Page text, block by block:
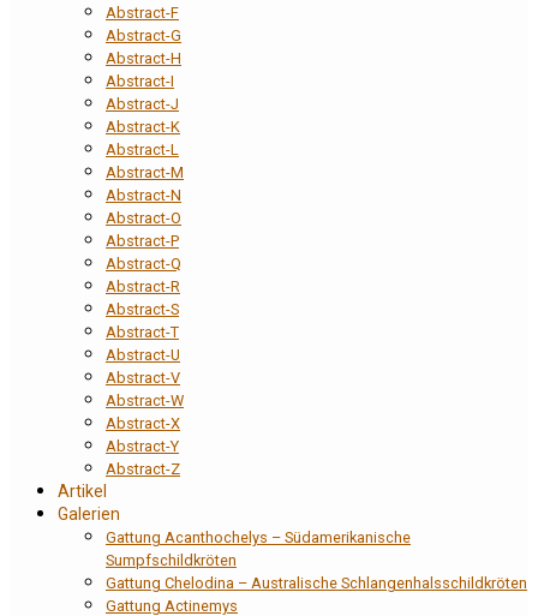
Abstract-F
Abstract-G
Abstract-H
Abstract-I
Abstract-J
Abstract-K
Abstract-L
Abstract-M
Abstract-N
Abstract-O
Abstract-P
Abstract-Q
Abstract-R
Abstract-S
Abstract-T
Abstract-U
Abstract-V
Abstract-W
Abstract-X
Abstract-Y
Abstract-Z
Artikel
Galerien
Gattung Acanthochelys – Südamerikanische
Sumpfschildkröten
Gattung Chelodina – Australische Schlangenhalsschildkröten
Gattung Actinemys